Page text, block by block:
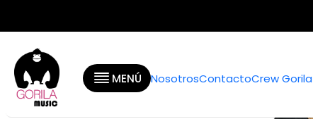
MENÚ NosotrosContactoCrew Gorila